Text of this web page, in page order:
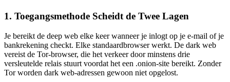
1. Toegangsmethode Scheidt de Twee Lagen
Je bereikt de deep web elke keer wanneer je inlogt op je e-mail of je
bankrekening checkt. Elke standaardbrowser werkt. De dark web
vereist de Tor-browser, die het verkeer door minstens drie
versleutelde relais stuurt voordat het een .onion-site bereikt. Zonder
Tor worden dark web-adressen gewoon niet opgelost.